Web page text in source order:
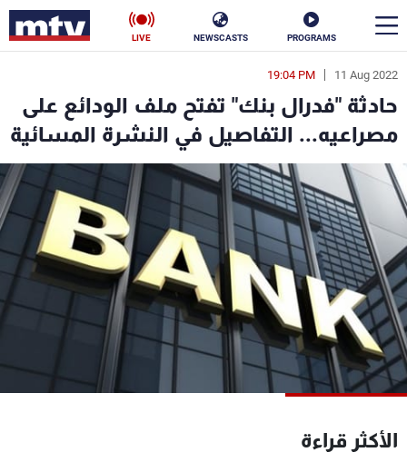
PROGRAMS
NEWSCASTS
LIVE
11 Aug 2022
19:04 PM
حادثة "فدرال بنك" تفتح ملف الودائع على
مصراعيه... التفاصيل في النشرة المسائية
الأكثر قراءة
en
الأخبار
سياسة ناس
إقتصاد فن
منوعات رياضة
كأس العالم
البرامج
جدول البرامج
شاهد البرامج
الترددات